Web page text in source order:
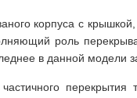
корпуса с
роль
в данной модели